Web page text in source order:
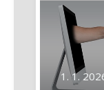
1. 1.